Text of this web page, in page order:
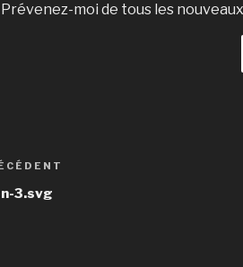
Prévenez-moi de tous les
3.svg